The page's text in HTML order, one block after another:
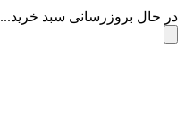
در حال بروزرسانی سبد خرید...